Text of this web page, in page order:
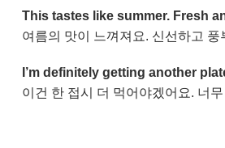
This tastes like summer. Fresh
여름의 맛이 느껴져요. 신선하고 풍
I’m definitely getting another
이건 한 접시 더 먹어야겠어요. 너